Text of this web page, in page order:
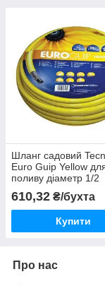
Шланг садовий
Euro Guip Yellow
поливу діаметр 1/2
дюйма, довжина 25
(EGY 1/2 25)
610,32 ₴/бухта
Купити
Про нас